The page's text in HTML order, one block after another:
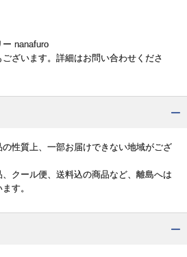
nanafuro
ざいます。詳細はお問い合わせくださ
の性質上、一部お届けできない地域がござ
、クール便、送料込の商品など、離島へは
す。